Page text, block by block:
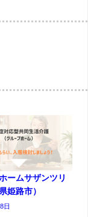
ームサザンツリ
姫路市）
日